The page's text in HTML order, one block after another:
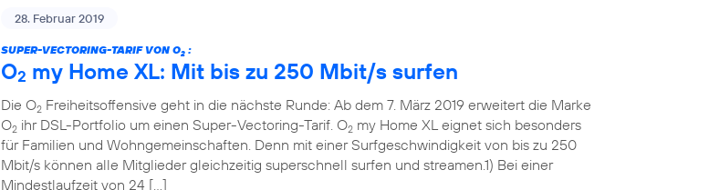
28. Februar 2019
SUPER-VECTORING-TARIF VON O2 :
O2 my Home XL: Mit bis zu 250 Mbit/s surfen
Die O2 Freiheitsoffensive geht in die nächste Runde: Ab dem 7. März 2019 erweitert die Marke
O2 ihr DSL-Portfolio um einen Super-Vectoring-Tarif. O2 my Home XL eignet sich besonders
für Familien und Wohngemeinschaften. Denn mit einer Surfgeschwindigkeit von bis zu 250
Mbit/s können alle Mitglieder gleichzeitig superschnell surfen und streamen.1) Bei einer
Mindestlaufzeit von 24 […]